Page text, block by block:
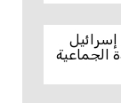
إسرائيل
الجماعية